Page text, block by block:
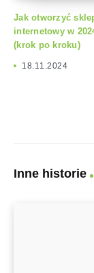
Jak otworzyć
internetowy w
(krok po kroku)
18.11.2024
Inne historie